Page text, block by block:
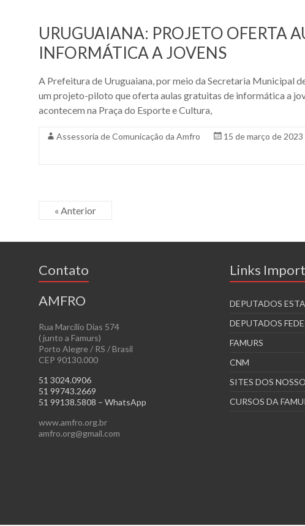
URUGUAIANA: PROJETO OFERTA
INFORMÁTICA A JOVENS
A Prefeitura de Uruguaiana, por meio da Secretaria Municipal
um projeto-piloto que oferta aulas gratuitas de informática a
acontecem na Praça do Esporte e Cultura,
Assessoria de Comunicação da Amfro 15 de março de 2023
« Anterior
Contato
AMFRO
Rua Marcílio Dias 574
( junto a Famurs)
Porto Alegre / RS / Brasil
CEP 90130.000
51 3024.0906
51 99743.2669
51 99138.5808 – WhatsApp
www.amfro.org.br
amfro.org@gmail.com
Links
DEPUTADOS
DEPUTADOS
FAMURS
CNM
SITES DOS
CURSOS DA